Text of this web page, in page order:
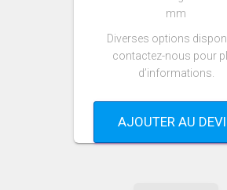
mm
Diverses options
contactez-nous pour
d’informations.
AJOUTER AU